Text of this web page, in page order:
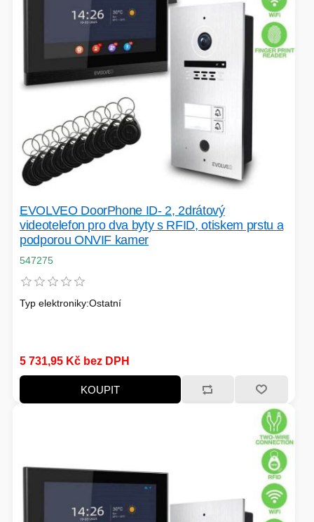
ŽÁROVKY
PŘÍSTUPOVÝ SYSTÉM
PÉČE O TĚLO
EVOLVEO DoorPhone ID- 2, 2drátový
videotelefon pro dva byty s RFID, otiskem prstu a
podporou ONVIF kamer
547275
Typ elektroniky:Ostatní
5 731,95 Kč bez DPH
KOUPIT